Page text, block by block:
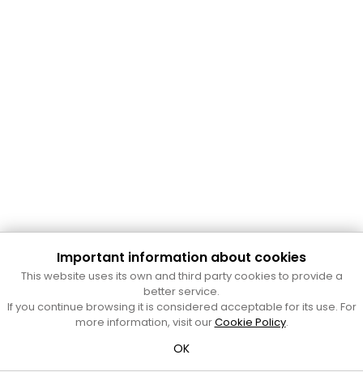
Cultura Mataró
Ajuntament de Mataró
C. de Sant Josep, 9 (Mataró, 08302)
Horari d'obertura: dilluns, dimecres i divendres de 10 a 13 h.
al telèfon al 93 758 23 61
Bústia ciutadana
Important information about cookies
This website uses its own and third party cookies to provide a
better service.
If you continue browsing it is considered acceptable for its use. For
more information, visit ourCookie Policy.
OK